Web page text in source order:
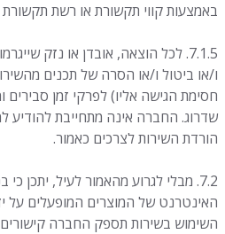
באמצעות קווי תקשורת או רשת
7.1.5. לכל הוצאה, אובדן או נזק
ו/או ביטול ו/או הסרה של תכנים
חסימת הגישה אליו) לפרקי זמן סבירים
שדרוג. החברה אינה מתחייבת
הורדת השירות לצרכים כאמור.
7.2. מבלי לגרוע מהאמור לעיל, יתכן
האינטרנט של המוצרים המופעלים על
השימוש בשירות תספק החברה קישורים